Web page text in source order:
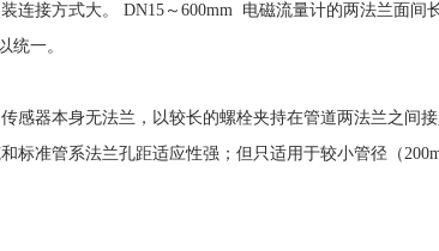
连接方式大。 DN15～600mm 电磁流量计的两法兰面间
统一。
感器本身无法兰，以较长的螺栓夹持在管道两法兰之间
标准管系法兰孔距适应性强；但只适用于较小管径（